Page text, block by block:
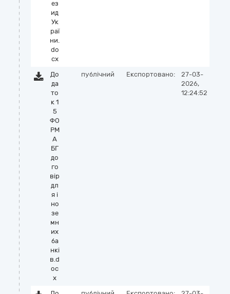
ез
ид
Ук
раї
ни.
do
cx
До
да
то
к 1
5
ФО
РМ
А
БГ
до
го
вір
дл
я і
но
зе
мн
их
ба
нкі
в.d
oc
x
публічний Експортовано:
27-03-
2026,
12:24:52